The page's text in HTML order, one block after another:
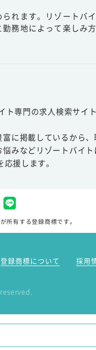
れます。リゾートバ
務地によって楽しみ
専門の求人検索サイ
に掲載しているから
みなどリゾートバイ
援します。
所有する登録商標です。
登録商標について 採用